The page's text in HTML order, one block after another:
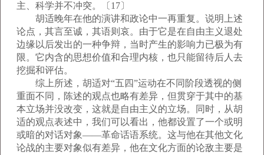
主、科学并不冲突。〔17〕
胡适晚年在他的演讲和政论中一再重复。说明上述
论点，其言至诚，其语则哀。由于它是在自由主义退处
边缘以后发出的一种争辩，当时产生的影响力已极为有
限。它内含的思想价值和合理内核，也只能留待后人去
挖掘和评估。
综上所述，胡适对“五四”运动在不同阶段透视的侧
重面不同，陈述的观点也略有差异，但贯穿于其中的基
本立场并没改变，这就是自由主义的立场。同时，从胡
适的观点表述中，我们可以看出，他都设置了一个或明
或暗的对话对象——革命话语系统。这与他在其他文化
论战的主要对象似有差异，他在文化方面的论敌主要是